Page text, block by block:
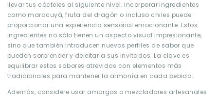
llevar tus cócteles al siguiente nivel. Incorporar ingredientes
como maracuyá, fruta del dragón o incluso chiles puede
proporcionar una experiencia sensorial emocionante. Estos
ingredientes no sólo tienen un aspecto visual impresionante,
sino que también introducen nuevos perfiles de sabor que
pueden sorprender y deleitar a sus invitados. La clave es
equilibrar estos sabores atrevidos con elementos más
tradicionales para mantener la armonía en cada bebida.
Además, considere usar amargos o mezcladores artesanales